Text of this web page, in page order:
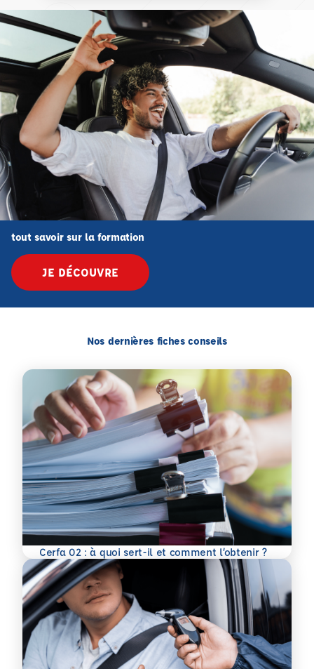
tout savoir sur la formation
JE DÉCOUVRE
Nos dernières fiches conseils
Cerfa 02 : à quoi sert-il et comment l’obtenir ?
En savoir plus